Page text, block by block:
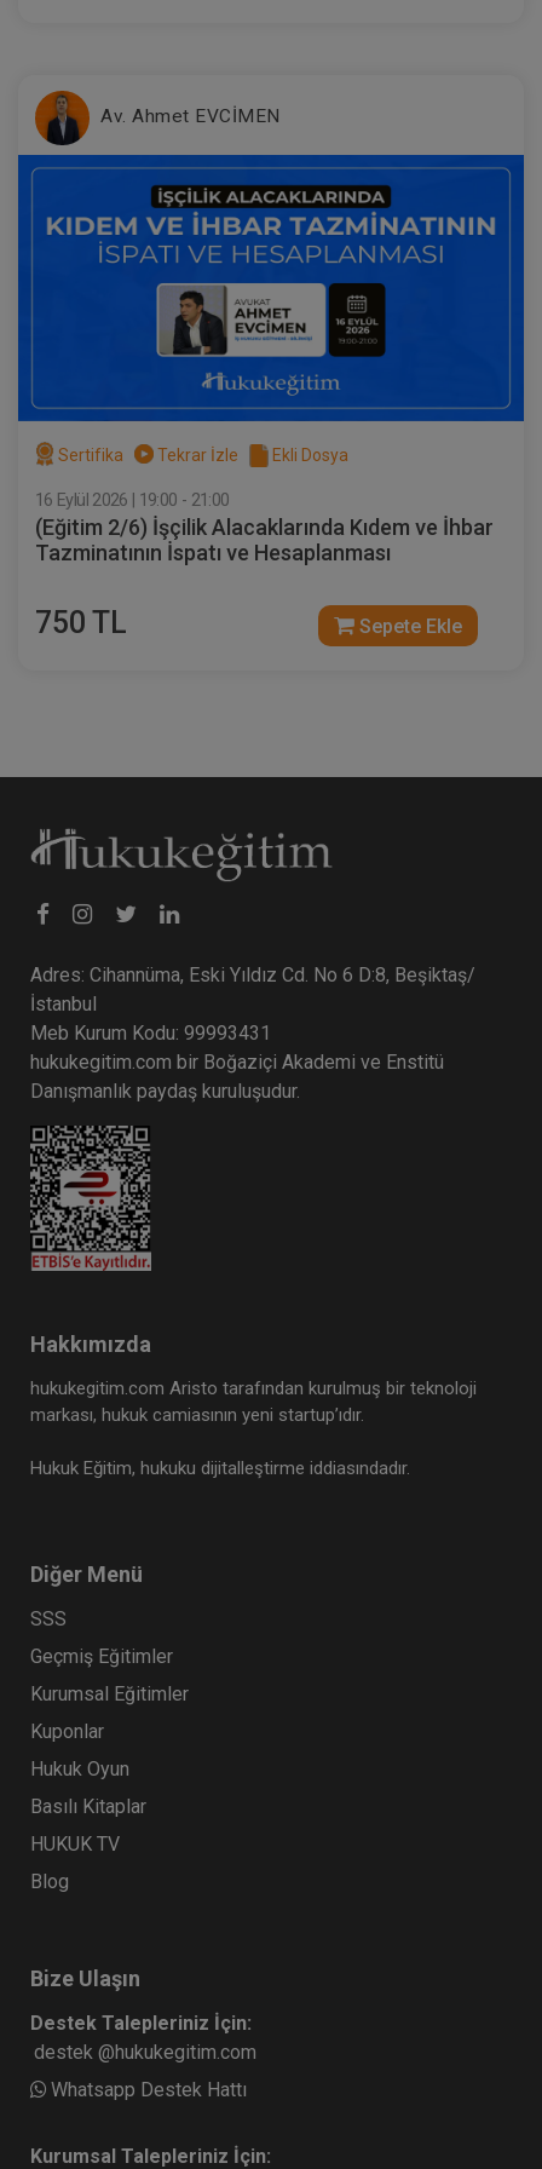
Ürün Sorumluluğu - 10. Tüketici Hukuku
Kongresi - VIII. Oturum Video Kaydı
360 TL Sepete Ekle
360 TL
Tüketici Hukuku Enstitüsü
Futuristler - 10. Tüketici Hukuku
Kongresi - VI. Oturum Video Kaydı
360 TL
Tüketici Hukuku Enstitüsü
Kongresi - IV. Oturum Video Kaydı
360 TL
10. Tüketici Hukuku Kongresi Oturumları
Video Kaydı (8 Oturum)
Av. Ahmet EVCİMEN
Sertifika Tekrar İzle Ekli Dosya
16 Eylül 2026 | 19:00 - 21:00
(Eğitim 2/6) İşçilik Alacaklarında Kıdem ve İhbar
Tazminatının İspatı ve Hesaplanması
750 TL Sepete Ekle
Adres: Cihannüma, Eski Yıldız Cd. No 6 D:8, Beşiktaş/
İstanbul
Meb Kurum Kodu: 99993431
hukukegitim.com bir Boğaziçi Akademi ve Enstitü
Danışmanlık paydaş kuruluşudur.
Hakkımızda
hukukegitim.com Aristo tarafından kurulmuş bir teknoloji
markası, hukuk camiasının yeni startup’ıdır.
Hukuk Eğitim, hukuku dijitalleştirme iddiasındadır.
Diğer Menü
SSS
Geçmiş Eğitimler
Kurumsal Eğitimler
Kuponlar
Hukuk Oyun
Basılı Kitaplar
HUKUK TV
Blog
Bize Ulaşın
Destek Talepleriniz İçin:
destek @hukukegitim.com
Whatsapp Destek Hattı
Kurumsal Talepleriniz İçin: